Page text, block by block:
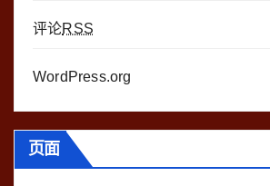
评论RSS
WordPress.org
页面